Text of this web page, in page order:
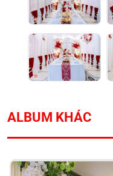
ALBUM KHÁC